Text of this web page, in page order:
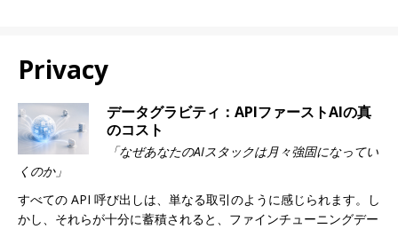
Privacy
データグラビティ：APIファーストAIの真
のコスト
「なぜあなたのAIスタックは月々強固になってい
くのか」
すべての API 呼び出しは、単なる取引のように感じられます。し
かし、それらが十分に蓄積されると、ファインチューニングデー